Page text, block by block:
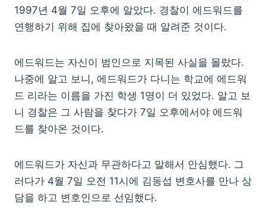
1997년 4월 7일 오후에 알았다. 경찰이 에드워드를
연행하기 위해 집에 찾아왔을 때 알려준 것이다.
에드워드는 자신이 범인으로 지목된 사실을 몰랐다.
나중에 알고 보니, 에드워드가 다니는 학교에 에드워
드 리라는 이름을 가진 학생 1명이 더 있었다. 알고 보
니 경찰은 그 사람을 찾다가 7일 오후에서야 에드워
드를 찾아온 것이다.
에드워드가 자신과 무관하다고 말해서 안심했다. 그
러다가 4월 7일 오전 11시에 김동섭 변호사를 만나 상
담을 하고 변호인으로 선임했다.